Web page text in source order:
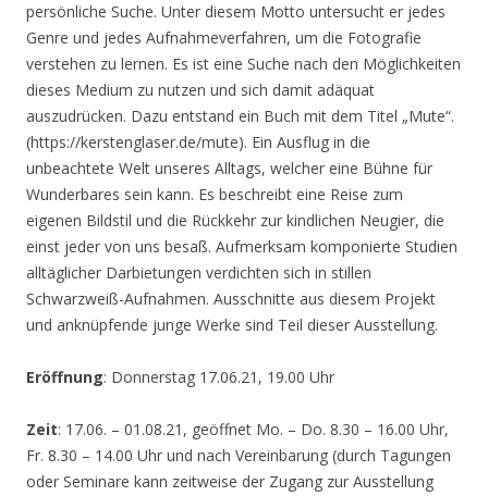
persönliche Suche. Unter diesem Motto untersucht er jedes
Genre und jedes Aufnahmeverfahren, um die Fotografie
verstehen zu lernen. Es ist eine Suche nach den Möglichkeiten
dieses Medium zu nutzen und sich damit adäquat
auszudrücken. Dazu entstand ein Buch mit dem Titel „Mute“.
(https://kerstenglaser.de/mute). Ein Ausflug in die
unbeachtete Welt unseres Alltags, welcher eine Bühne für
Wunderbares sein kann. Es beschreibt eine Reise zum
eigenen Bildstil und die Rückkehr zur kindlichen Neugier, die
einst jeder von uns besaß. Aufmerksam komponierte Studien
alltäglicher Darbietungen verdichten sich in stillen
Schwarzweiß-Aufnahmen. Ausschnitte aus diesem Projekt
und anknüpfende junge Werke sind Teil dieser Ausstellung.
Eröffnung: Donnerstag 17.06.21, 19.00 Uhr
Zeit: 17.06. – 01.08.21, geöffnet Mo. – Do. 8.30 – 16.00 Uhr,
Fr. 8.30 – 14.00 Uhr und nach Vereinbarung (durch Tagungen
oder Seminare kann zeitweise der Zugang zur Ausstellung